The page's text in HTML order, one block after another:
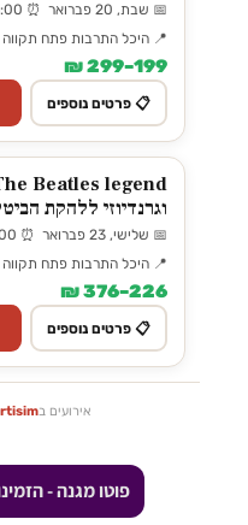
📅 שבת, 20 פברואר ⏰ 13:00
📍 היכל התרבות פתח תקווה
199–299 ₪
📋 פרטים נוספים
וגרנדיוזי ללהקת
📅 שלישי, 23 פברואר ⏰ 20:00
📍 היכל התרבות פתח תקווה
226–376 ₪
📋 פרטים נוספים
אירועים ב
פוטו מגנה -